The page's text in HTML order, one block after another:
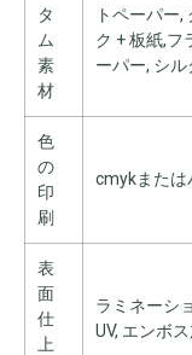
タ
ム
素
材
トペーパー
ク + 板紙,フ
ーパー, シ
色
の
印
刷
cmykまたは
表
面
仕
上
ラミネーシ
UV, エンボ